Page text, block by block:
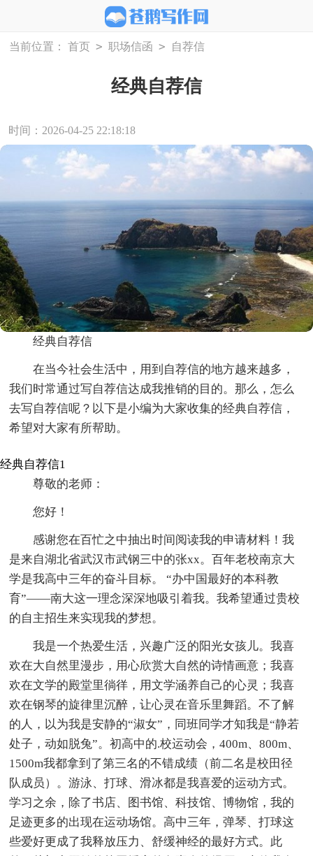
当前位置： 首页 > 职场信函 > 自荐信
经典自荐信
时间：2026-04-25 22:18:18
经典自荐信
在当今社会生活中，用到自荐信的地方越来越多，
我们时常通过写自荐信达成我推销的目的。那么，怎么
去写自荐信呢？以下是小编为大家收集的经典自荐信，
希望对大家有所帮助。
经典自荐信1
尊敬的老师：
您好！
感谢您在百忙之中抽出时间阅读我的申请材料！我
是来自湖北省武汉市武钢三中的张xx。百年老校南京大
学是我高中三年的奋斗目标。 “办中国最好的本科教
育”——南大这一理念深深地吸引着我。我希望通过贵校
的自主招生来实现我的梦想。
我是一个热爱生活，兴趣广泛的阳光女孩儿。我喜
欢在大自然里漫步，用心欣赏大自然的诗情画意；我喜
欢在文学的殿堂里徜徉，用文学涵养自己的心灵；我喜
欢在钢琴的旋律里沉醉，让心灵在音乐里舞蹈。不了解
的人，以为我是安静的“淑女”，同班同学才知我是“静若
处子，动如脱兔”。初高中的.校运动会，400m、800m、
1500m我都拿到了第三名的不错成绩（前二名是校田径
队成员）。游泳、打球、滑冰都是我喜爱的运动方式。
学习之余，除了书店、图书馆、科技馆、博物馆，我的
足迹更多的出现在运动场馆。高中三年，弹琴、打球这
些爱好更成了我释放压力、舒缓神经的最好方式。此